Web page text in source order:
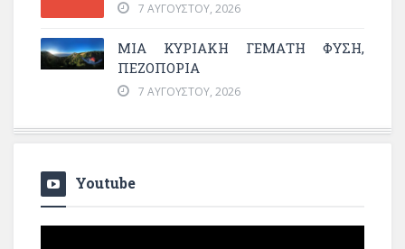
7 ΑΥΓΟΎΣΤΟΥ, 2026
ΜΙΑ ΚΥΡΙΑΚΉ ΓΕΜΆΤΗ ΦΎΣΗ,
ΠΕΖΟΠΟΡΊΑ
7 ΑΥΓΟΎΣΤΟΥ, 2026
Youtube